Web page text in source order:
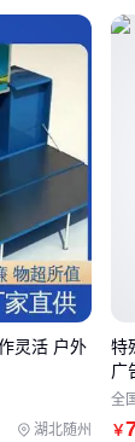
垂直升降的
面条件。
作业场景选
直起降无人机
键在于明确
需求差异。
离测绘或巡
荷
需要频繁起
为关键
复性作业则
湖北随州
灵活 户外
￥
特
广
全